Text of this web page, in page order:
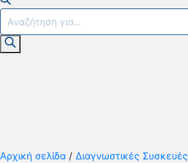
Products
search
Αρχική σελίδα / Διαγνωστικές Συσκευές